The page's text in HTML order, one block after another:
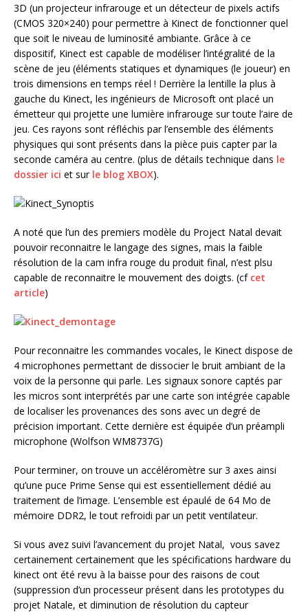
3D (un projecteur infrarouge et un détecteur de pixels actifs
(CMOS 320×240) pour permettre à Kinect de fonctionner quel
que soit le niveau de luminosité ambiante. Grâce à ce
dispositif, Kinect est capable de modéliser l’intégralité de la
scène de jeu (éléments statiques et dynamiques (le joueur) en
trois dimensions en temps réel ! Derrière la lentille la plus à
gauche du Kinect, les ingénieurs de Microsoft ont placé un
émetteur qui projette une lumière infrarouge sur toute l’aire de
jeu. Ces rayons sont réfléchis par l’ensemble des éléments
physiques qui sont présents dans la pièce puis capter par la
seconde caméra au centre. (plus de détails technique dans le
dossier ici et sur le blog XBOX).
A noté que l’un des premiers modèle du Project Natal devait
pouvoir reconnaitre le langage des signes, mais la faible
résolution de la cam infra rouge du produit final, n’est plsu
capable de reconnaitre le mouvement des doigts. (cf cet
article)
Pour reconnaitre les commandes vocales, le Kinect dispose de
4 microphones permettant de dissocier le bruit ambiant de la
voix de la personne qui parle. Les signaux sonore captés par
les micros sont interprétés par une carte son intégrée capable
de localiser les provenances des sons avec un degré de
précision important. Cette dernière est équipée d’un préampli
microphone (Wolfson WM8737G)
Pour terminer, on trouve un accéléromètre sur 3 axes ainsi
qu’une puce Prime Sense qui est essentiellement dédié au
traitement de l’image. L’ensemble est épaulé de 64 Mo de
mémoire DDR2, le tout refroidi par un petit ventilateur.
Si vous avez suivi l’avancement du projet Natal, vous savez
certainement certainement que les spécifications hardware du
kinect ont été revu à la baisse pour des raisons de cout
(suppression d’un processeur présent dans les prototypes du
projet Natale, et diminution de résolution du capteur